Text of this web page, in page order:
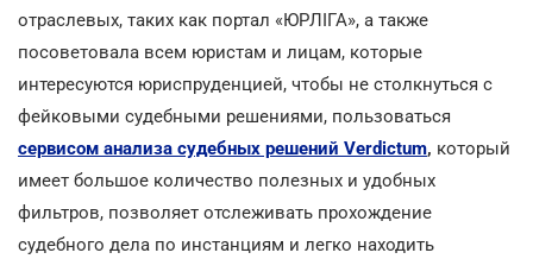
отраслевых, таких как портал «ЮРЛІГА», а также
посоветовала всем юристам и лицам, которые
интересуются юриспруденцией, чтобы не столкнуться с
фейковыми судебными решениями, пользоваться
сервисом анализа судебных решений Verdictum, который
имеет большое количество полезных и удобных
фильтров, позволяет отслеживать прохождение
судебного дела по инстанциям и легко находить